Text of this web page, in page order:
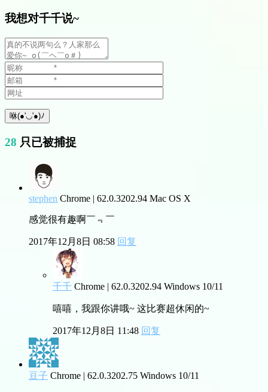
我想对千千说~
28 只已被捕捉
stephen Chrome | 62.0.3202.94 Mac OS X
感觉很有趣啊￣﹃￣
2017年12月8日 08:58 回复
千千 Chrome | 62.0.3202.94 Windows 10/11
嘻嘻，我跟你讲哦~ 这比赛超休闲的~
2017年12月8日 11:48 回复
豆子 Chrome | 62.0.3202.75 Windows 10/11